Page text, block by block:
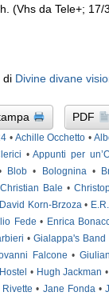
(Vhs da Tele+; 17/
di Divine divane
PDF
• Achille Occhetto •
•Appunti per
Blob • Bolognina•
Christian Bale •
David Korn-Brzoza• E.R.
Fede • Enrica
•Gialappa's Band
Falcone •
Hostel • Hugh Jackman •
• Jane Fonda•